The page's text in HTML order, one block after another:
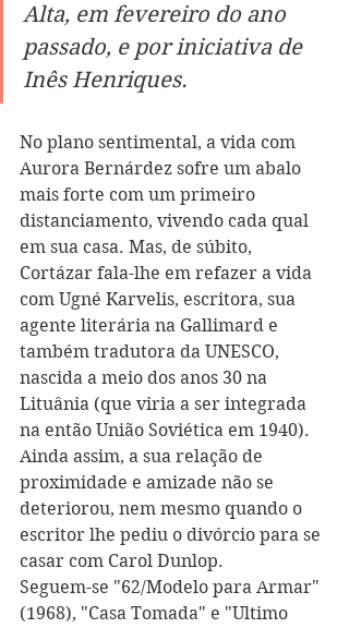
Alta, em fevereiro do ano
passado, e por iniciativa de
Inês Henriques.
No plano sentimental, a vida com
Aurora Bernárdez sofre um abalo
mais forte com um primeiro
distanciamento, vivendo cada qual
em sua casa. Mas, de súbito,
Cortázar fala-lhe em refazer a vida
com Ugné Karvelis, escritora, sua
agente literária na Gallimard e
também tradutora da UNESCO,
nascida a meio dos anos 30 na
Lituânia (que viria a ser integrada
na então União Soviética em 1940).
Ainda assim, a sua relação de
proximidade e amizade não se
deteriorou, nem mesmo quando o
escritor lhe pediu o divórcio para se
casar com Carol Dunlop.
Seguem-se "62/Modelo para Armar"
(1968), "Casa Tomada" e "Ultimo